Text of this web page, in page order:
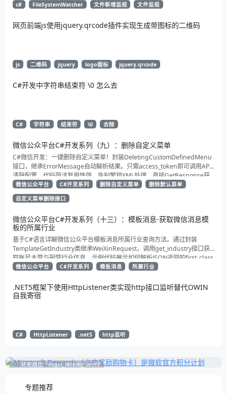
c# FileSystemWatcher 文件新增监视 文件监视
网页前端js使用jquery.qrcode插件实现生成带图标的二维码
js 二维码 jquery logo图标 jquery.qrcode
C#开发中字符串结束符 \0 怎么去
C# 字符串 结束符 \0 去除
微信公众平台C#开发系列（九）：删除自定义菜单
C#微信开发：一键删除自定义菜单！封装DeletingCustomDefinedMenu
接口，继承ErrorMessage自动解析结果。只需access_token即可调用API
清除配置。代码简洁复用性强，告别繁琐XML处理，直接GetResponse获
取状态。适合动态管理公众号的开发者，建议收藏备用！
微信公众平台 C#开发系列 删除自定义菜单
删除默认菜单
自定义菜单删除接口
微信公众平台C#开发系列（十三）：模板消息-获取微信消息模
板的所属行业
基于C#语言详解微信公众平台模板消息所属行业查询方法。通过封装
TemplateGetIndustry类继承WeiXinRequest，调用get_industry接口获
取账号主营与副营行业信息。示例代码展示如何解析JSON返回的first_class
与second_class数据，为开发者提供合规通知场景开发支持
微信公众平台 C#开发系列 模板消息 所属行业
.NET5框架下使用HttpListener类实现http接口监听替代OWIN
自我寄宿
C# HttpListener .net5 http监听
补充展位 Pages_Weblog_Get#2
专题推荐